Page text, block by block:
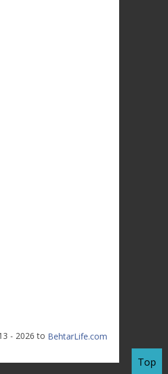
- 2026 to BehtarLife.com
Top